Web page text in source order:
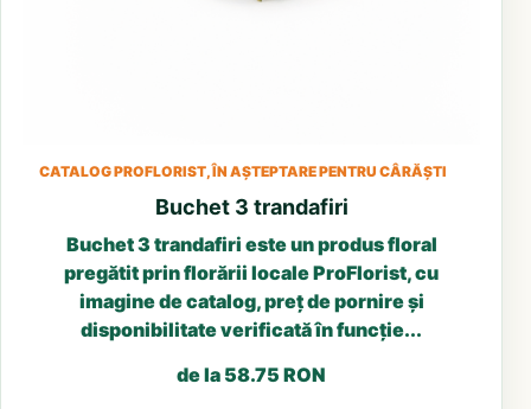
CATALOG PROFLORIST, ÎN AȘTEPTARE PENTRU CÂRĂȘTI
Buchet 3 trandafiri
Buchet 3 trandafiri este un produs floral
pregătit prin florării locale ProFlorist, cu
imagine de catalog, preț de pornire și
disponibilitate verificată în funcție...
de la 58.75 RON